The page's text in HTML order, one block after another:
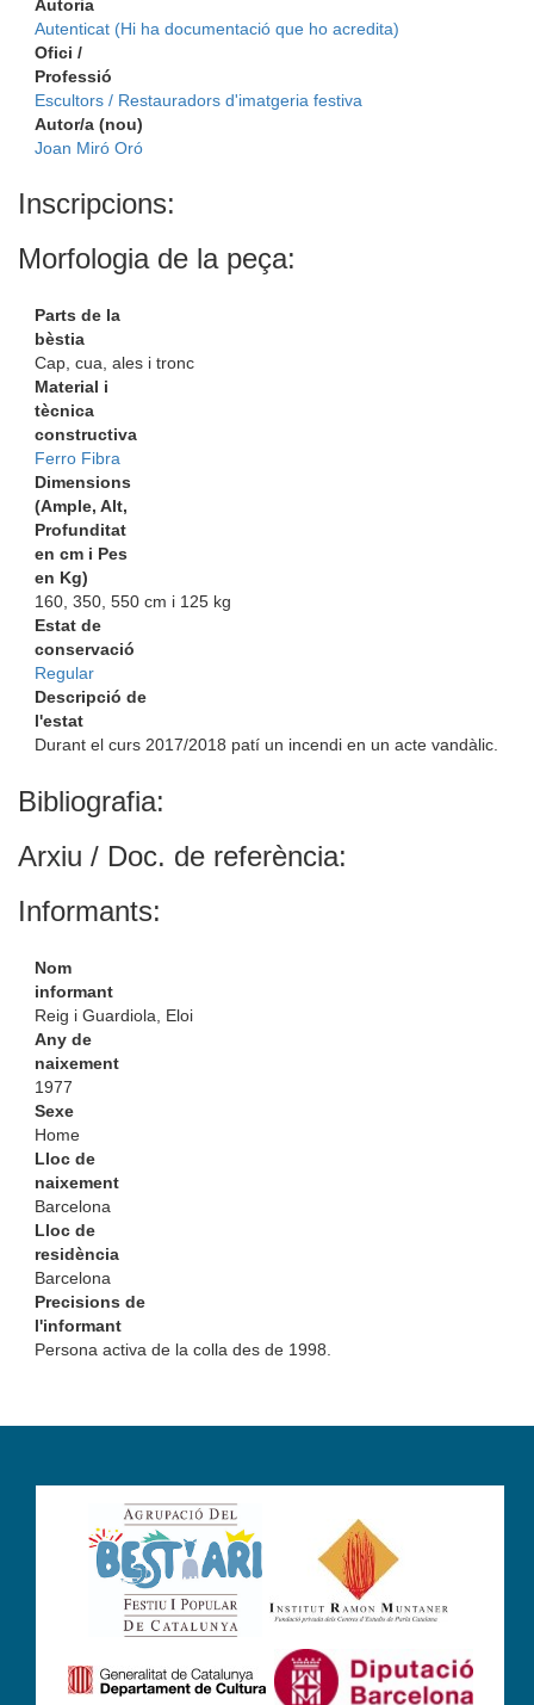
Autoria
Autenticat (Hi ha documentació que ho acredita)
Ofici /
Professió
Escultors / Restauradors d'imatgeria festiva
Autor/a (nou)
Joan Miró Oró
Inscripcions:
Morfologia de la peça:
Parts de la
bèstia
Cap, cua, ales i tronc
Material i
tècnica
constructiva
Ferro Fibra
Dimensions
(Ample, Alt,
Profunditat
en cm i Pes
en Kg)
160, 350, 550 cm i 125 kg
Estat de
conservació
Regular
Descripció de
l'estat
Durant el curs 2017/2018 patí un incendi en un acte vandàlic.
Bibliografia:
Arxiu / Doc. de referència:
Informants:
Nom
informant
Reig i Guardiola, Eloi
Any de
naixement
1977
Sexe
Home
Lloc de
naixement
Barcelona
Lloc de
residència
Barcelona
Precisions de
l'informant
Persona activa de la colla des de 1998.